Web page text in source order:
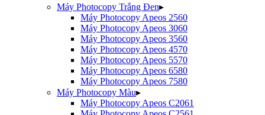
Máy Photocopy Trắng Đen▸
Máy Photocopy Apeos 2560
Máy Photocopy Apeos 3060
Máy Photocopy Apeos 3560
Máy Photocopy Apeos 4570
Máy Photocopy Apeos 5570
Máy Photocopy Apeos 6580
Máy Photocopy Apeos 7580
Máy Photocopy Màu▸
Máy Photocopy Apeos C2061